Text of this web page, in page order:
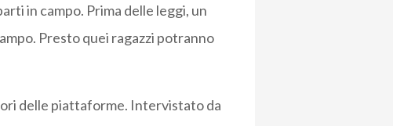
in campo. Prima delle leggi, un
Presto quei ragazzi potranno
delle piattaforme. Intervistato da